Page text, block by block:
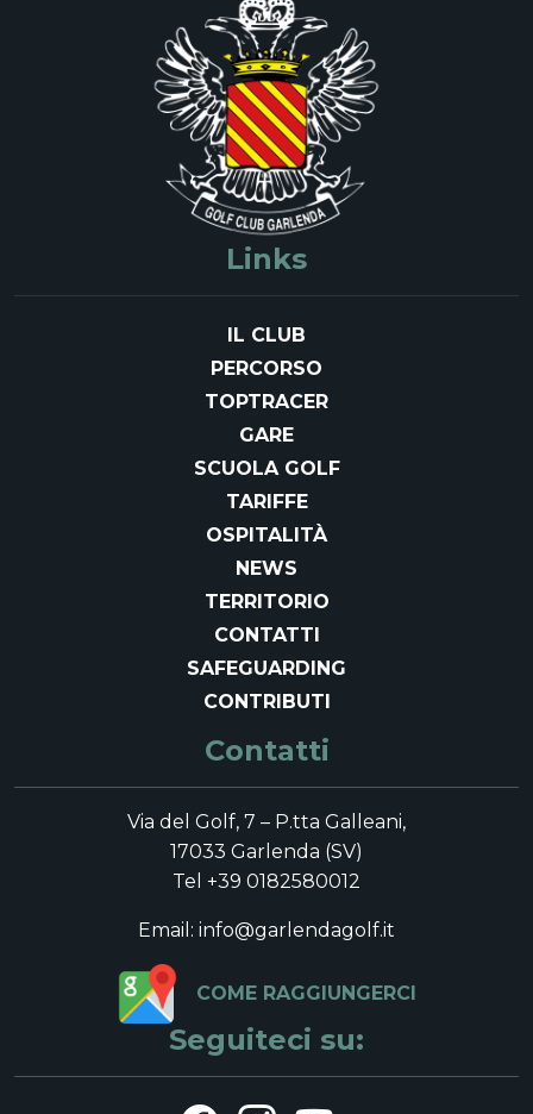
Links
IL CLUB
PERCORSO
TOPTRACER
GARE
SCUOLA GOLF
TARIFFE
OSPITALITÀ
NEWS
TERRITORIO
CONTATTI
SAFEGUARDING
CONTRIBUTI
Contatti
Via del Golf, 7 – P.tta Galleani,
17033 Garlenda (SV)
Tel +39 0182580012
Email: info@garlendagolf.it
COME RAGGIUNGERCI
Seguiteci su: